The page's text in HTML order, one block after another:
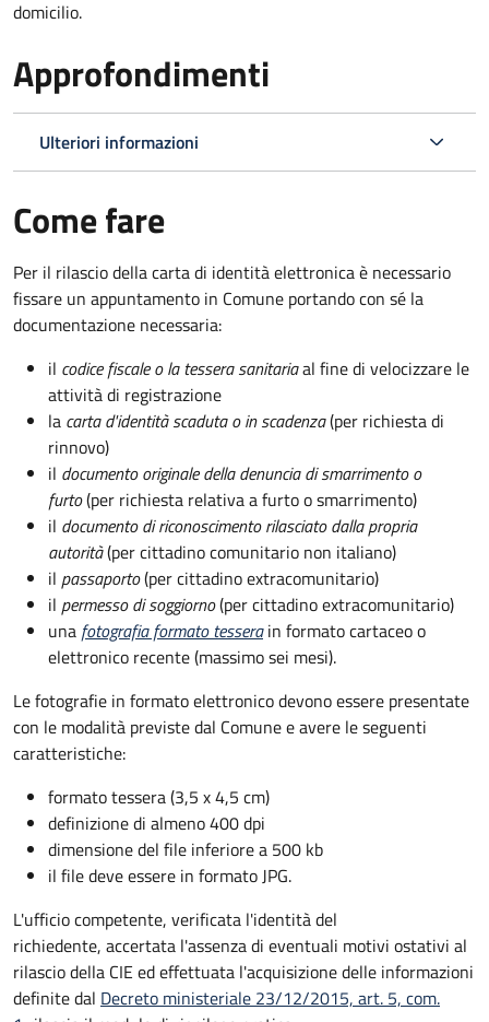
domicilio.
Approfondimenti
Ulteriori informazioni
Come fare
Per il rilascio della carta di identità elettronica è necessario
fissare un appuntamento in Comune portando con sé la
documentazione necessaria:
il codice fiscale o la tessera sanitariaal fine di velocizzare le
attività di registrazione
la carta d'identità scaduta o in scadenza(per richiesta di
rinnovo)
il documento originale della denuncia di smarrimento o
furto(per richiesta relativa a furto o smarrimento)
il documento di riconoscimento rilasciato dalla propria
autorità(per cittadino comunitario non italiano)
il passaporto(per cittadino extracomunitario)
il permesso di soggiorno(per cittadino extracomunitario)
una fotografia formato tessera in formato cartaceo o
elettronico recente (massimo sei mesi).
Le fotografie in formato elettronico devono essere presentate
con le modalità previste dal Comune e avere le seguenti
caratteristiche:
formato tessera (3,5 x 4,5 cm)
definizione di almeno 400 dpi
dimensione del file inferiore a 500 kb
il file deve essere in formato JPG.
L'ufficio competente, verificata l'identità del
richiedente, accertata l'assenza di eventuali motivi ostativi al
rilascio della CIE ed effettuata l'acquisizione delle informazioni
definite dal Decreto ministeriale 23/12/2015, art. 5, com.